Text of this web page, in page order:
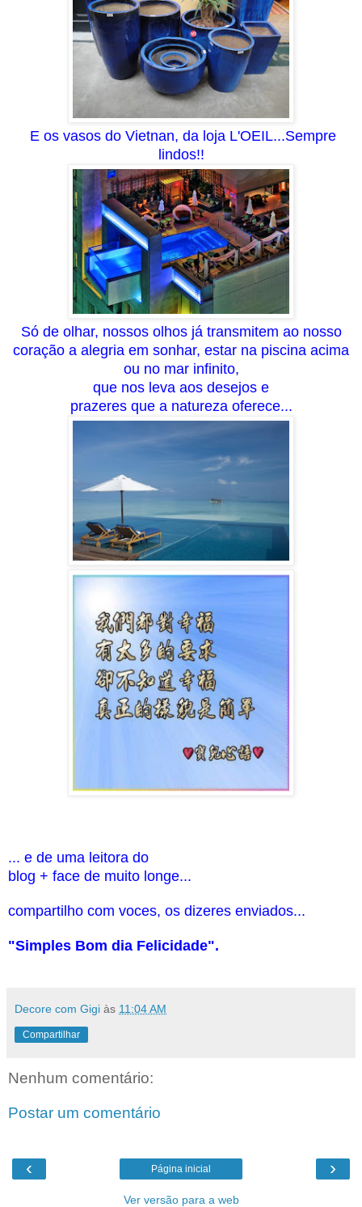
E os vasos do Vietnan, da loja L'OEIL...Sempre
lindos!!
Só de olhar, nossos olhos já transmitem ao nosso
coração a alegria em sonhar, estar na piscina acima
ou no mar infinito,
que nos leva aos desejos e
prazeres que a natureza oferece...
... e de uma leitora do
blog + face de muito longe...
compartilho com voces, os dizeres enviados...
"Simples Bom dia Felicidade".
Decore com Gigi às 11:04 AM
Compartilhar
Nenhum comentário:
Postar um comentário
‹ ›
Página inicial
Ver versão para a web